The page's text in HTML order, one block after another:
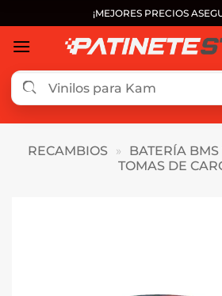
al
contenido
¡MEJORES PRECIOS
RECAMBIOS » BATERÍA
TOMAS DE